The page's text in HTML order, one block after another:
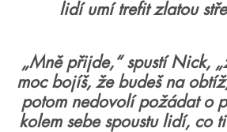
lidí umí trefit zlatou
„Mně přijde,“ spustí Nick,
moc bojíš, že budeš na
potom nedovolí požádat o
kolem sebe spoustu lidí, co